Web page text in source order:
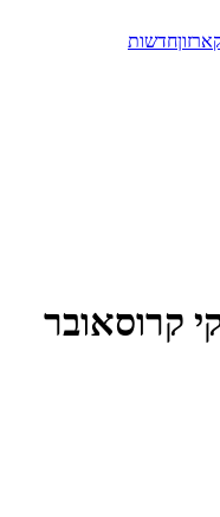
חדשות
קרוסאובר